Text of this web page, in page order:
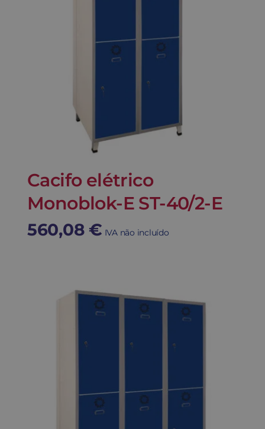
Cacifo elétrico
Monoblok-E ST-40/2-E
560,08 € IVA não incluído